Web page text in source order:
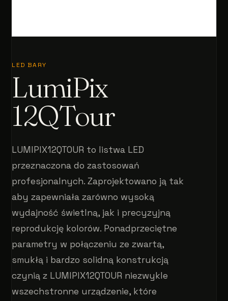
LED BARY
LumiPix
12QTour
LUMIPIX12QTOUR to listwa LED
przeznaczona do zastosowań
profesjonalnych. Zaprojektowano ją tak
aby zapewniała zarówno wysoką
wydajność świetlną, jak i precyzyjną
reprodukcję kolorów. Ponadprzeciętne
parametry w połączeniu ze zwartą,
smukłą i bardzo solidną konstrukcją
czynią z LUMIPIX12QTOUR niezwykle
wszechstronne urządzenie, które